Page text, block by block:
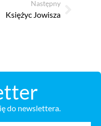
Następny
Księżyc Jowisza
do newslettera.